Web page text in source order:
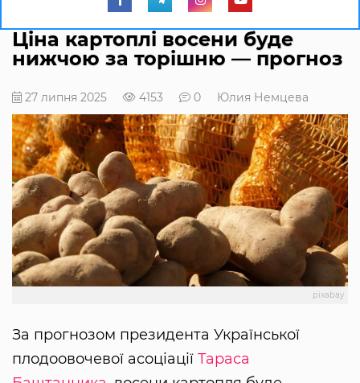
Ціна картоплі восени буде
нижчою за торішню — прогноз
27 липня 2025 4153 0 Юлия Немцева
pixabay
За прогнозом президента Української
плодоовочевої асоціації Тараса